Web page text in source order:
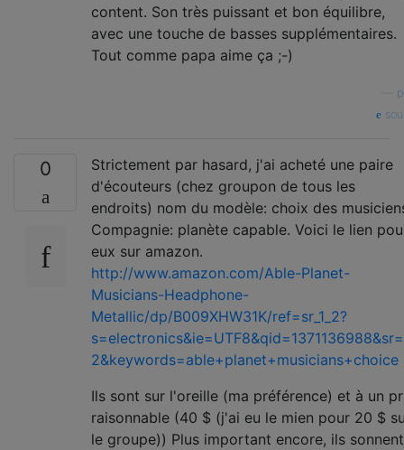
content. Son très puissant et bon équilibre,
avec une touche de basses supplémentaires.
Tout comme papa aime ça ;-)
0
Strictement par hasard, j'ai acheté une paire
d'écouteurs (chez groupon de tous les
endroits) nom du modèle: choix des
Compagnie: planète capable. Voici le lien
eux sur amazon.
http://www.amazon.com/Able-Planet-
Musicians-Headphone-
Metallic/dp/B009XHW31K/ref=sr_1_2?
2&keywords=able+planet+musicians+choice
Ils sont sur l'oreille (ma préférence) et à un
raisonnable (40 $ (j'ai eu le mien pour 20 $
le groupe)) Plus important encore, ils sonnent